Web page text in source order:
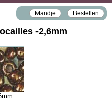
Mandje Bestellen
‐2,6mm